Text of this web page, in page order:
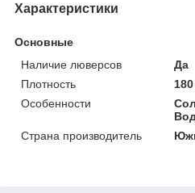
Характеристики
Основные
Наличие люверсов
Да
Плотность
Особенности
Страна производитель